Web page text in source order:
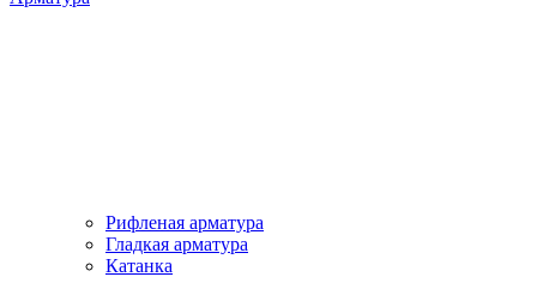
Рифленая арматура
Гладкая арматура
Катанка